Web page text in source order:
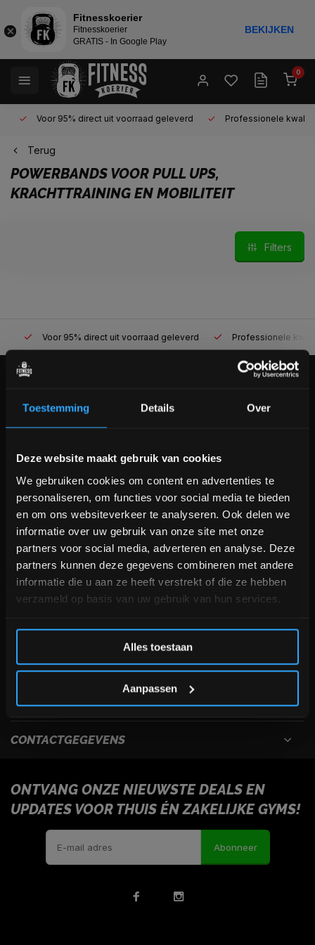
Toestemming Details Over
Deze website maakt gebruik van cookies
We gebruiken cookies om content en advertenties te
personaliseren, om functies voor social media te bieden
en om ons websiteverkeer te analyseren. Ook delen we
informatie over uw gebruik van onze site met onze
partners voor social media, adverteren en analyse. Deze
partners kunnen deze gegevens combineren met andere
informatie die u aan ze heeft verstrekt of die ze hebben
verzameld op basis van uw gebruik van hun services.
Alles toestaan
Aanpassen
0
Voor 95% direct uit voorraad geleverd Professionele
Terug
POWERBANDS VOOR PULL UPS,
KRACHTTRAINING EN MOBILITEIT
Filters
Voor 95% direct uit voorraad geleverd Professionele
Veelgestelde vragen
+31 (0)24 645 1309
USEFULL LINKS
INFORMATIE
CONTACTGEGEVENS
ONTVANG ONZE NIEUWSTE DEALS EN
UPDATES VOOR THUIS ÉN ZAKELIJKE GYMS!
Abonneer
Bam! 5% korting op je volgende
Schrijf je in voor onze nieuwsbrief om op de hoogte te
blijven over onze nieuwe producten, deals en meer
interessante info. Ontvang 5% korting op je eerstvolgende
aankoop! 😀
Inschrijven
*Verzendkosten vallen buiten de korting
Fitnesskoerier
Fitnesskoerier
GRATIS - In Google Play
BEKIJKEN